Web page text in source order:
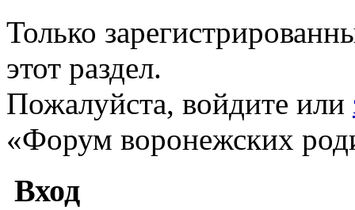
Только
этот раздел.
Пожалуйста, войдите или
«Форум воронежских
Вход